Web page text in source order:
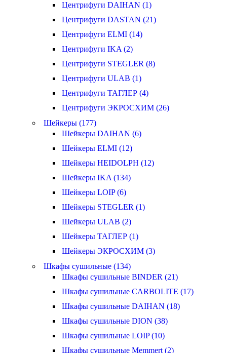
Центрифуги DAIHAN (1)
Центрифуги DASTAN (21)
Центрифуги ELMI (14)
Центрифуги IKA (2)
Центрифуги STEGLER (8)
Центрифуги ULAB (1)
Центрифуги ТАГЛЕР (4)
Центрифуги ЭКРОСХИМ (26)
Шейкеры (177)
Шейкеры DAIHAN (6)
Шейкеры ELMI (12)
Шейкеры HEIDOLPH (12)
Шейкеры IKA (134)
Шейкеры LOIP (6)
Шейкеры STEGLER (1)
Шейкеры ULAB (2)
Шейкеры ТАГЛЕР (1)
Шейкеры ЭКРОСХИМ (3)
Шкафы сушильные (134)
Шкафы сушильные BINDER (21)
Шкафы сушильные CARBOLITE (17)
Шкафы сушильные DAIHAN (18)
Шкафы сушильные DION (38)
Шкафы сушильные LOIP (10)
Шкафы сушильные Memmert (2)